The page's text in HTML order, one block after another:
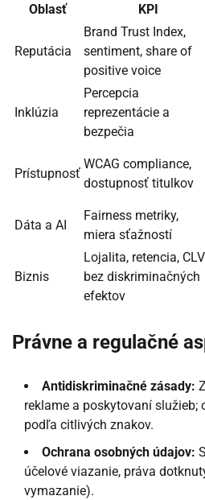
Oblasť KPI
Reputácia
Brand Trust Index,
sentiment, share of
positive voice
Inklúzia
Percepcia
reprezentácie a
bezpečia
Prístupnosť
WCAG compliance,
dostupnosť titulkov
Dáta a AI
Fairness metriky,
miera sťažností
Biznis
Lojalita, retencia, CLV
bez diskriminačných
efektov
Právne a regulačné
Antidiskriminačné zásady:
reklame a poskytovaní služieb;
podľa citlivých znakov.
Ochrana osobných údajov:
účelové viazanie, práva
vymazanie).